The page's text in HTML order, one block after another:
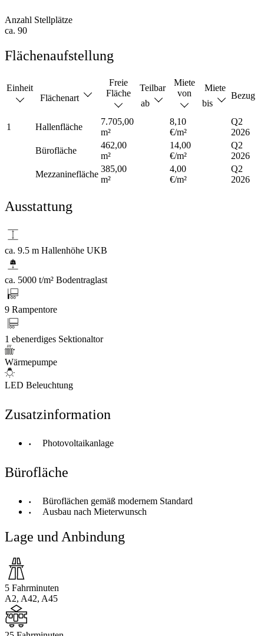
Anzahl Stellplätze
ca. 90
Flächenaufstellung
Einheit
Flächenart
Freie
Fläche
Teilbar
ab
Miete
von
Miete
bis
Bezug
1 Hallenfläche
7.705,00
m²
8,10
€/m²
Q2
2026
Bürofläche
462,00
m²
14,00
€/m²
Q2
2026
Mezzaninefläche
385,00
m²
4,00
€/m²
Q2
2026
Ausstattung
ca. 9.5 m Hallenhöhe UKB
ca. 5000 t/m² Bodentraglast
9 Rampentore
1 ebenerdiges Sektionaltor
Wärmepumpe
LED Beleuchtung
Zusatzinformation
Photovoltaikanlage
Bürofläche
Büroflächen gemäß modernem Standard
Ausbau nach Mieterwunsch
Lage und Anbindung
5 Fahrminuten
A2, A42, A45